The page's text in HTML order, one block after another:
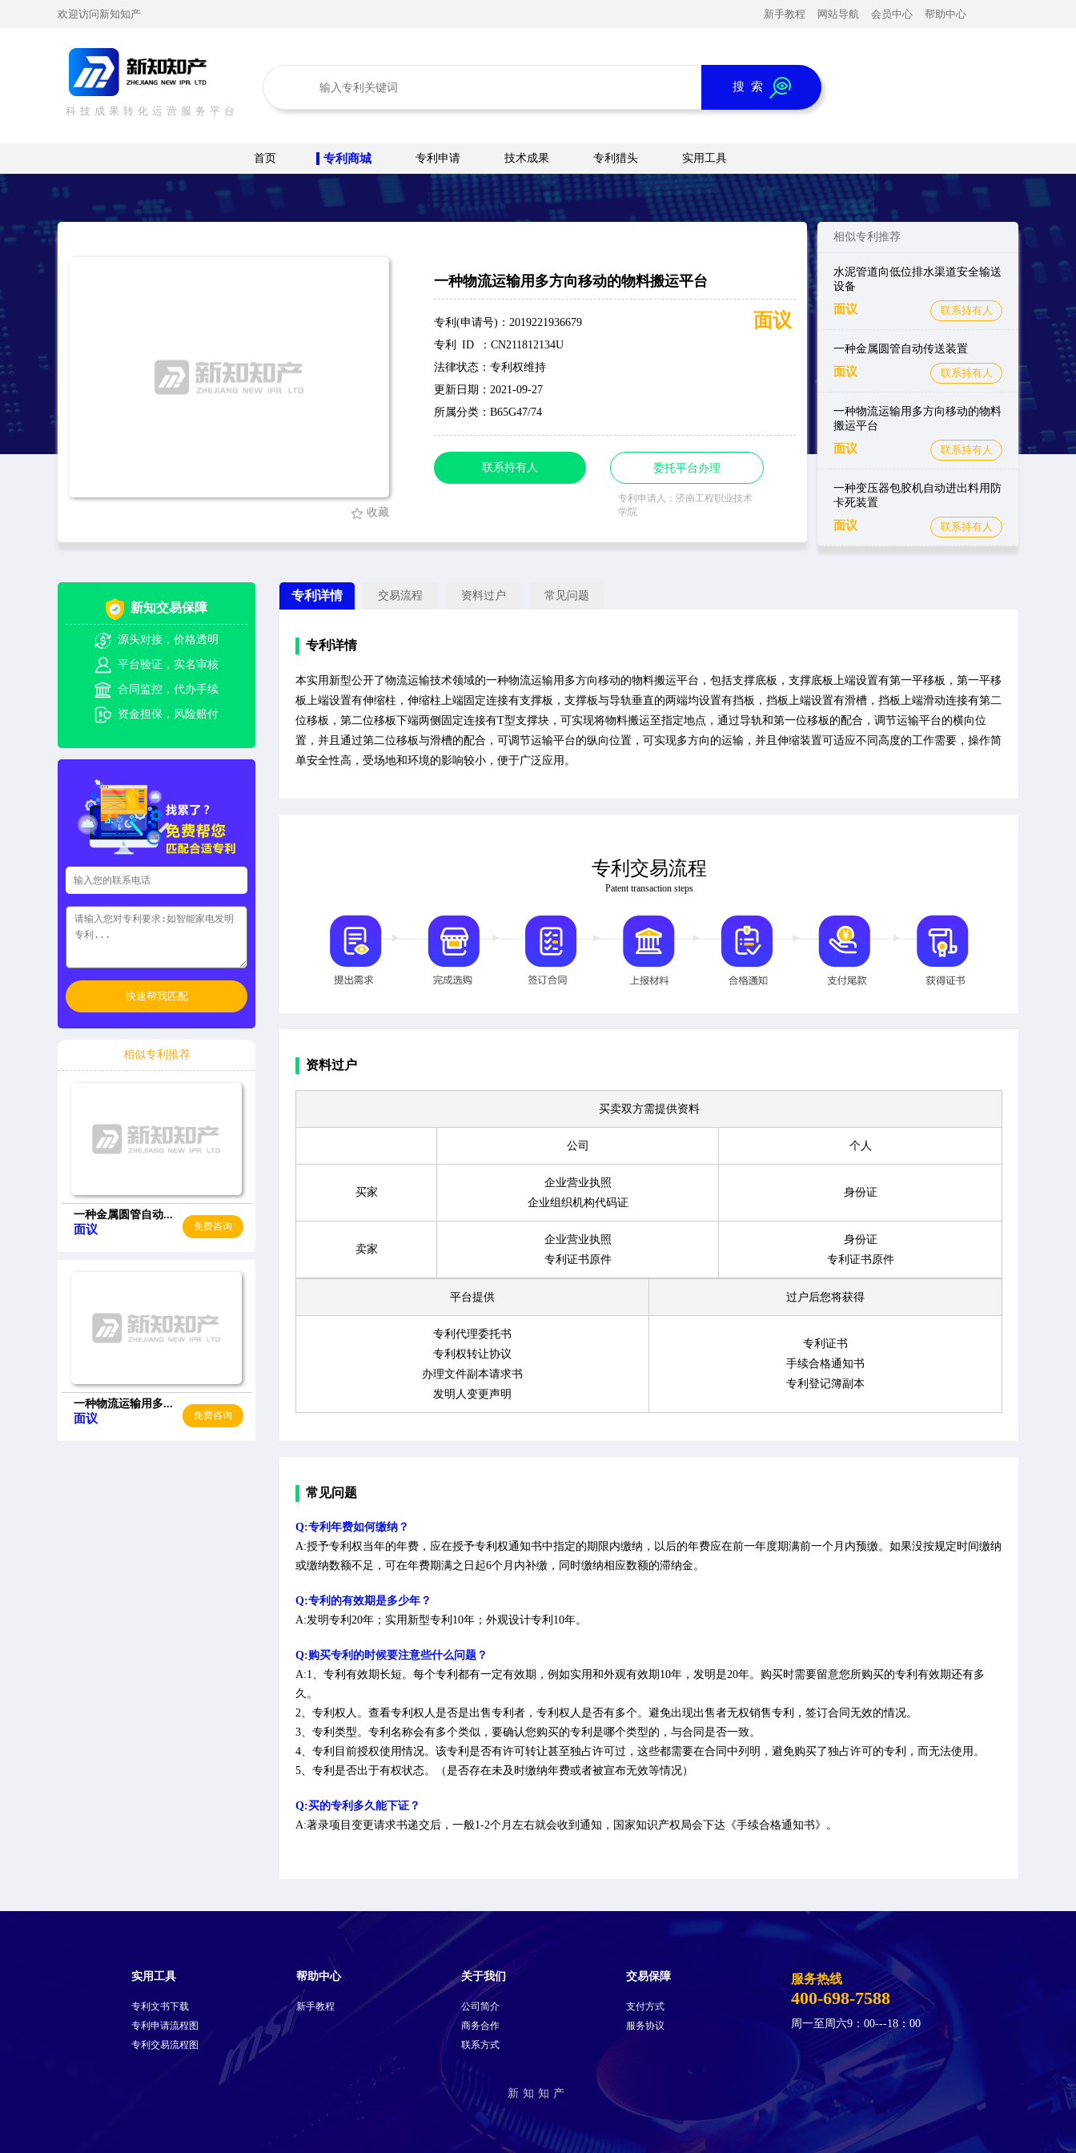
欢迎访问新知知产 新手教程 网站导航 会员中心 帮助中心
科技成果转化运营服务平台
搜 索
首页 专利商城 专利申请 技术成果 专利猎头 实用工具
收藏
一种物流运输用多方向移动的物料搬运平台
面议
专利(申请号)：2019221936679
专利 ID ：CN211812134U
法律状态：专利权维持
更新日期：2021-09-27
所属分类：B65G47/74
联系持有人 委托平台办理
专利申请人：济南工程职业技术
学院
相似专利推荐
水泥管道向低位排水渠道安全输送
设备
面议 联系持有人
一种金属圆管自动传送装置
面议 联系持有人
一种物流运输用多方向移动的物料
搬运平台
面议 联系持有人
一种变压器包胶机自动进出料用防
卡死装置
面议 联系持有人
新知交易保障
源头对接，价格透明
平台验证，实名审核
合同监控，代办手续
资金担保，风险赔付
快速帮我匹配
相似专利推荐
一种金属圆管自动...
面议 免费咨询
一种物流运输用多...
面议 免费咨询
专利详情 交易流程 资料过户 常见问题
专利详情
本实用新型公开了物流运输技术领域的一种物流运输用多方向移动的物料搬运平台，包括支撑底板，支撑底板上端设置有第一平移板，第一平移
板上端设置有伸缩柱，伸缩柱上端固定连接有支撑板，支撑板与导轨垂直的两端均设置有挡板，挡板上端设置有滑槽，挡板上端滑动连接有第二
位移板，第二位移板下端两侧固定连接有T型支撑块，可实现将物料搬运至指定地点，通过导轨和第一位移板的配合，调节运输平台的横向位
置，并且通过第二位移板与滑槽的配合，可调节运输平台的纵向位置，可实现多方向的运输，并且伸缩装置可适应不同高度的工作需要，操作简
单安全性高，受场地和环境的影响较小，便于广泛应用。
专利交易流程
Patent transaction steps
资料过户
买卖双方需提供资料
公司 个人
买家
企业营业执照
企业组织机构代码证
身份证
卖家
企业营业执照
专利证书原件
身份证
专利证书原件
平台提供 过户后您将获得
专利代理委托书
专利权转让协议
办理文件副本请求书
发明人变更声明
专利证书
手续合格通知书
专利登记簿副本
常见问题
Q:专利年费如何缴纳？
A:授予专利权当年的年费，应在授予专利权通知书中指定的期限内缴纳，以后的年费应在前一年度期满前一个月内预缴。如果没按规定时间缴纳
或缴纳数额不足，可在年费期满之日起6个月内补缴，同时缴纳相应数额的滞纳金。
Q:专利的有效期是多少年？
A:发明专利20年；实用新型专利10年；外观设计专利10年。
Q:购买专利的时候要注意些什么问题？
A:1、专利有效期长短。每个专利都有一定有效期，例如实用和外观有效期10年，发明是20年。购买时需要留意您所购买的专利有效期还有多
久。
2、专利权人。查看专利权人是否是出售专利者，专利权人是否有多个。避免出现出售者无权销售专利，签订合同无效的情况。
3、专利类型。专利名称会有多个类似，要确认您购买的专利是哪个类型的，与合同是否一致。
4、专利目前授权使用情况。该专利是否有许可转让甚至独占许可过，这些都需要在合同中列明，避免购买了独占许可的专利，而无法使用。
5、专利是否出于有权状态。（是否存在未及时缴纳年费或者被宣布无效等情况）
Q:买的专利多久能下证？
A:著录项目变更请求书递交后，一般1-2个月左右就会收到通知，国家知识产权局会下达《手续合格通知书》。
实用工具
专利文书下载
专利申请流程图
专利交易流程图
帮助中心
新手教程
关于我们
公司简介
商务合作
联系方式
交易保障
支付方式
服务协议
服务热线
400-698-7588
周一至周六9：00---18：00
新知知产